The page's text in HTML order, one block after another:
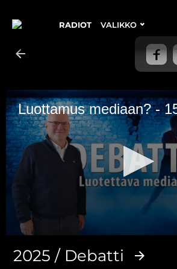
RADIOT VALIKKO
Luottamus mediaan? -
seconds
2025 / Debatti